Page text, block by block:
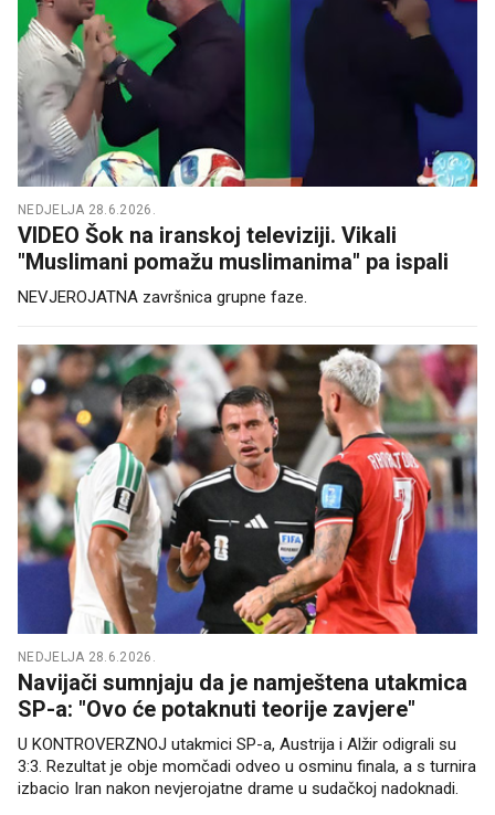
NEDJELJA 28.6.2026.
VIDEO Šok na iranskoj televiziji. Vikali
"Muslimani pomažu muslimanima" pa ispali
NEVJEROJATNA završnica grupne faze.
NEDJELJA 28.6.2026.
Navijači sumnjaju da je namještena utakmica
SP-a: "Ovo će potaknuti teorije zavjere"
U KONTROVERZNOJ utakmici SP-a, Austrija i Alžir odigrali su
3:3. Rezultat je obje momčadi odveo u osminu finala, a s turnira
izbacio Iran nakon nevjerojatne drame u sudačkoj nadoknadi.